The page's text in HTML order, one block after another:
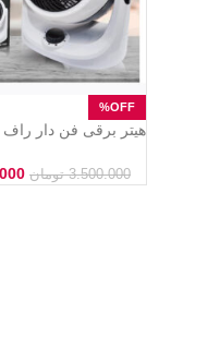
3.500.000 تومان